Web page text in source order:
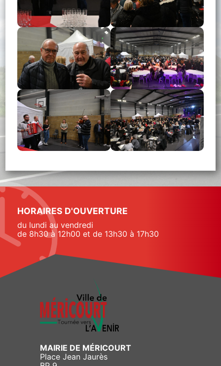
HORAIRES D'OUVERTURE
du lundi au vendredi
de 8h30 à 12h00 et de 13h30 à 17h30
MAIRIE DE MÉRICOURT
Place Jean Jaurès